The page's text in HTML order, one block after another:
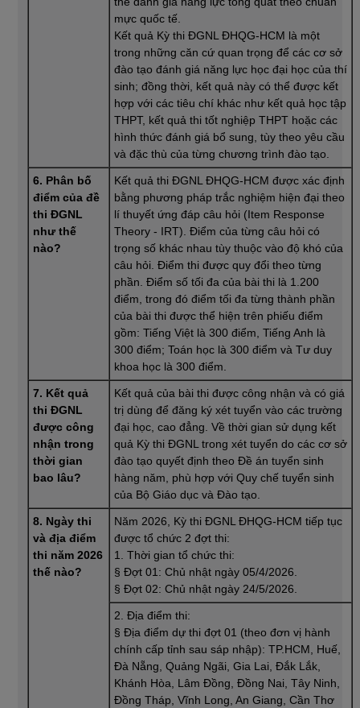
mực quốc tế.
Kết quả Kỳ thi ĐGNL ĐHQG-HCM là một
trong những căn cứ quan trọng để các cơ sở
đào tạo đánh giá năng lực học đại học của thí
sinh; đồng thời, kết quả này có thể được kết
hợp với các tiêu chí khác như kết quả học tập
THPT, kết quả thi tốt nghiệp THPT hoặc các
hình thức đánh giá bổ sung, tùy theo yêu cầu
và đặc thù của từng chương trình đào tạo.
6. Phân bố
điểm của đề
thi ĐGNL
như thế
nào?
Kết quả thi ĐGNL ĐHQG-HCM được xác định
bằng phương pháp trắc nghiệm hiện đại theo
lí thuyết ứng đáp câu hỏi (Item Response
Theory - IRT). Điểm của từng câu hỏi có
trọng số khác nhau tùy thuộc vào độ khó của
câu hỏi. Điểm thi được quy đổi theo từng
phần. Điểm số tối đa của bài thi là 1.200
điểm, trong đó điểm tối đa từng thành phần
của bài thi được thể hiện trên phiếu điểm
gồm: Tiếng Việt là 300 điểm, Tiếng Anh là
300 điểm; Toán học là 300 điểm và Tư duy
khoa học là 300 điểm.
7. Kết quả
thi ĐGNL
được công
nhận trong
thời gian
bao lâu?
Kết quả của bài thi được công nhận và có giá
trị dùng để đăng ký xét tuyển vào các trường
đại học, cao đẳng. Về thời gian sử dụng kết
quả Kỳ thi ĐGNL trong xét tuyển do các cơ sở
đào tạo quyết định theo Đề án tuyển sinh
hàng năm, phù hợp với Quy chế tuyển sinh
của Bộ Giáo dục và Đào tạo.
8. Ngày thi
và địa điểm
thi năm 2026
thế nào?
Năm 2026, Kỳ thi ĐGNL ĐHQG-HCM tiếp tục
được tổ chức 2 đợt thi:
1. Thời gian tổ chức thi:
§ Đợt 01: Chủ nhật ngày 05/4/2026.
§ Đợt 02: Chủ nhật ngày 24/5/2026.
2. Địa điểm thi:
§ Địa điểm dự thi đợt 01 (theo đơn vị hành
chính cấp tỉnh sau sáp nhập): TP.HCM, Huế,
Đà Nẵng, Quảng Ngãi, Gia Lai, Đắk Lắk,
Khánh Hòa, Lâm Đồng, Đồng Nai, Tây Ninh,
Đồng Tháp, Vĩnh Long, An Giang, Cần Thơ